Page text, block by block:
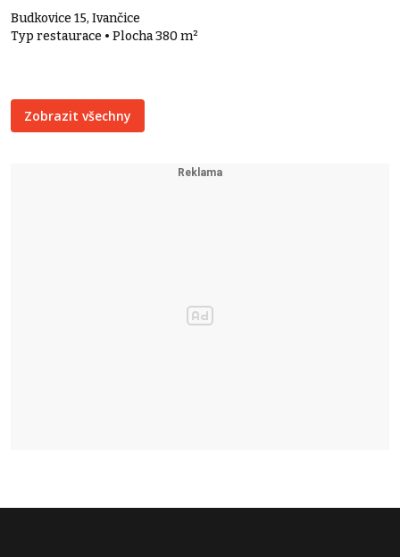
Budkovice 15, Ivančice
Typ restaurace • Plocha 380 m²
Zobrazit všechny